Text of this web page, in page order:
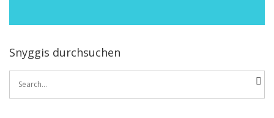
Snyggis durchsuchen
Search